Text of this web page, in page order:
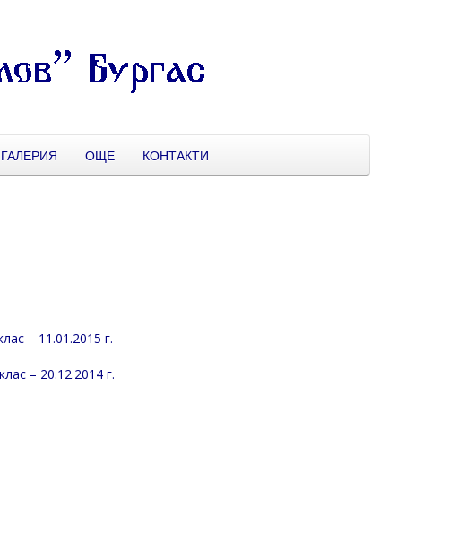
ГАЛЕРИЯ ОЩЕ КОНТАКТИ
– 11.01.2015 г.
– 20.12.2014 г.